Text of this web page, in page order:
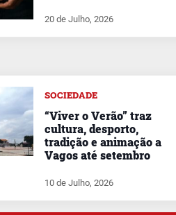
20 de Julho, 2026
SOCIEDADE
“Viver o Verão” traz
cultura, desporto,
tradição e animação a
Vagos até setembro
10 de Julho, 2026